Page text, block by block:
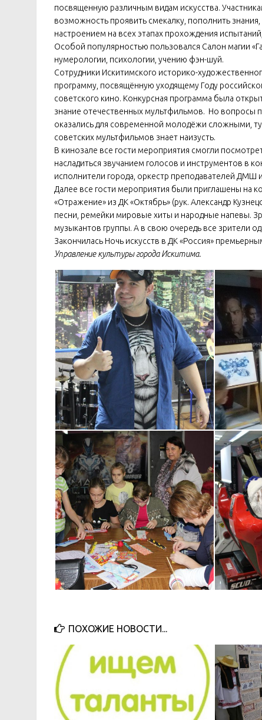
посвященную различным видам искусства.
возможность проявить смекалку, пополнить
настроением на всех этапах прохождения
Особой популярностью пользовался Салон магии
нумерологии, психологии, учению фэн-шуй.
Сотрудники Искитимского историко-
программу, посвящённую уходящему Году
советского кино. Конкурсная программа была
знание отечественных мультфильмов. Но вопросы
оказались для современной молодёжи сложными,
советских мультфильмов знает наизусть.
В кинозале все гости мероприятия смогли
насладиться звучанием голосов и инструментов в
исполнители города, оркестр преподавателей ДМШ
Далее все гости мероприятия были приглашены на
«Отражение» из ДК «Октябрь» (рук. Александр
песни, ремейки мировые хиты и народные напевы.
музыкантов группы. А в свою очередь все зрители
Закончилась Ночь искусств в ДК «Россия»
Управление культуры города Искитима.
ПОХОЖИЕ НОВОСТИ...